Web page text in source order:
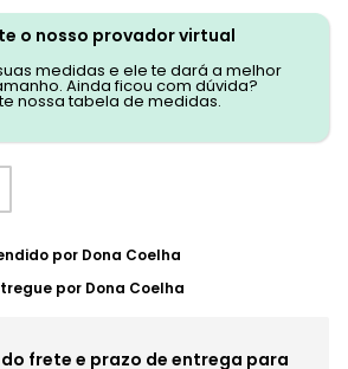
o nosso provador virtual
medidas e ele te dará a melhor
Ainda ficou com dúvida?
nossa tabela de medidas.
por Dona Coelha
por Dona Coelha